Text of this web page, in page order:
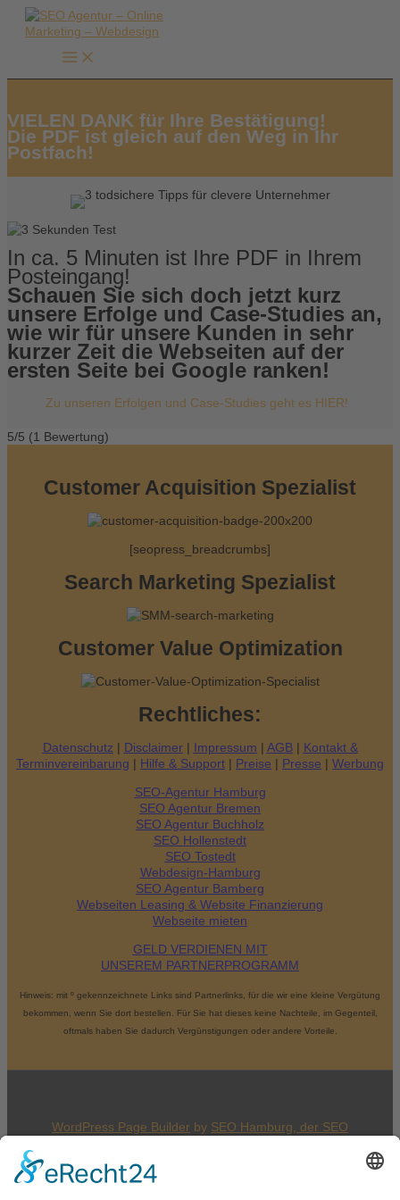
Zum
Inhalt
VIELEN DANK für Ihre Bestätigung!
Die PDF ist gleich auf den Weg in Ihr
Postfach!
In ca. 5 Minuten ist Ihre PDF in Ihrem
Posteingang!
Schauen Sie sich doch jetzt kurz
unsere Erfolge und Case-Studies an,
wie wir für unsere Kunden in sehr
kurzer Zeit die Webseiten auf der
ersten Seite bei Google ranken!
Zu unseren Erfolgen und Case-Studies geht es HIER!
5/5 (1 Bewertung)
Customer Acquisition Spezialist
[seopress_breadcrumbs]
Search Marketing Spezialist
Customer Value Optimization
Rechtliches:
Datenschutz | Disclaimer| Impressum | AGB| Kontakt &
Terminvereinbarung | Hilfe & Support | Preise | Presse | Werbung
SEO-Agentur Hamburg
SEO Agentur Bremen
SEO Agentur Buchholz
SEO Hollenstedt
SEO Tostedt
Webdesign-Hamburg
SEO Agentur Bamberg
Webseiten Leasing & Website Finanzierung
Webseite mieten
GELD VERDIENEN MIT
UNSEREM PARTNERPROGRAMM
Hinweis: mit º gekennzeichnete Links sind Partnerlinks, für die wir eine kleine Vergütung
bekommen, wenn Sie dort bestellen. Für Sie hat dieses keine Nachteile, im Gegenteil,
oftmals haben Sie dadurch Vergünstigungen oder andere Vorteile.
WordPress Page Builder by SEO Hamburg, der SEO
© 2026 SEO WP Theme